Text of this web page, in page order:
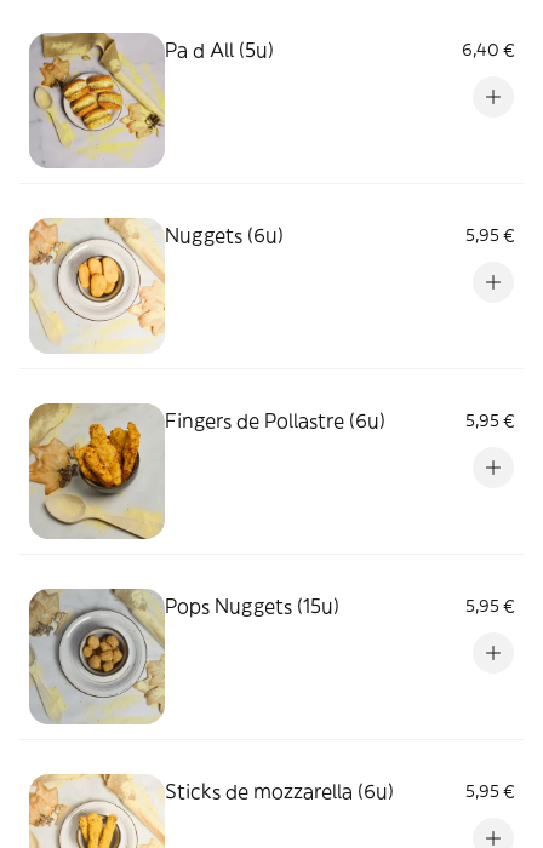
Pa d All (5u) 6,40 €
Nuggets (6u) 5,95 €
Fingers de Pollastre (6u) 5,95 €
Pops Nuggets (15u) 5,95 €
Sticks de mozzarella (6u) 5,95 €